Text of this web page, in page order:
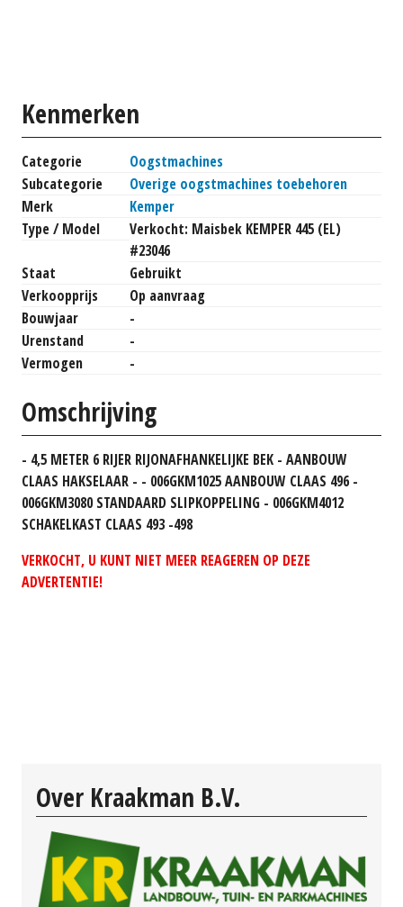
Kenmerken
Categorie
Oogstmachines
Subcategorie
Overige oogstmachines toebehoren
Merk
Kemper
Type / Model
Verkocht: Maisbek KEMPER 445 (EL)
#23046
Staat
Gebruikt
Verkoopprijs
Op aanvraag
Bouwjaar
-
Urenstand
-
Vermogen
-
Omschrijving
- 4,5 METER 6 RIJER RIJONAFHANKELIJKE BEK - AANBOUW
CLAAS HAKSELAAR - - 006GKM1025 AANBOUW CLAAS 496 -
006GKM3080 STANDAARD SLIPKOPPELING - 006GKM4012
SCHAKELKAST CLAAS 493 -498
VERKOCHT, U KUNT NIET MEER REAGEREN OP DEZE
ADVERTENTIE!
Over Kraakman B.V.